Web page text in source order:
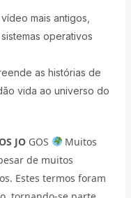
mais antigos,
operativos
as histórias de
vida ao universo do
JOGOS
Muitos
de muitos
Estes termos foram